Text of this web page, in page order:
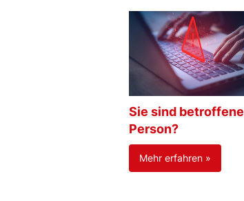
Sie sind betroffene
Person?
Mehr erfahren »